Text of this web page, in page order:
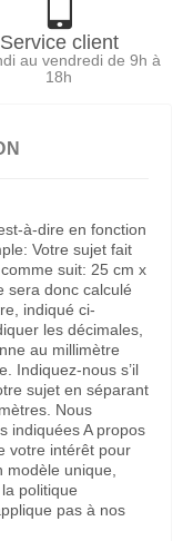
Service client
au vendredi de 9h à
18h
à-dire en fonction
Votre sujet fait
suit: 25 cm x
sera donc calculé
indiqué ci-
les décimales,
au millimètre
Indiquez-nous s’il
sujet en séparant
Nous
indiquées A propos
votre intérêt pour
modèle unique,
politique
pas à nos